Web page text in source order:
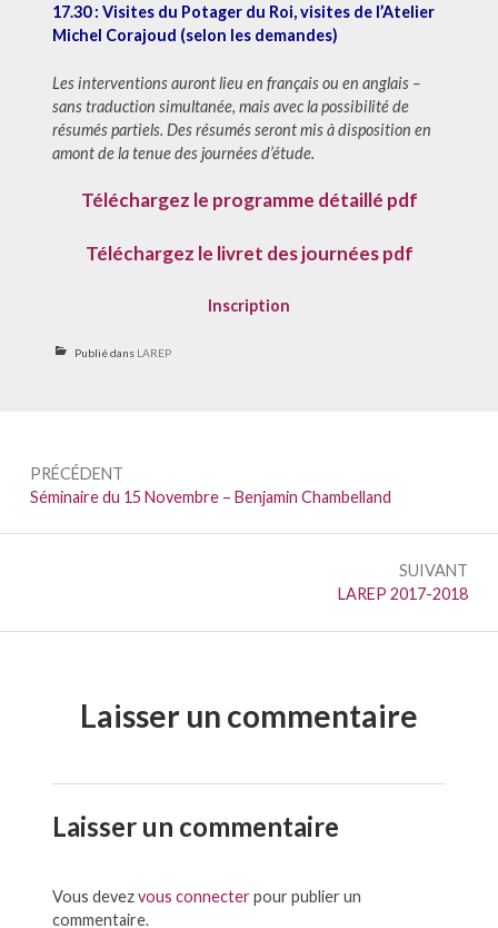
17.30 : Visites du Potager du Roi, visites de l’Atelier
Michel Corajoud (selon les demandes)
Les interventions auront lieu en français ou en anglais –
sans traduction simultanée, mais avec la possibilité de
résumés partiels. Des résumés seront mis à disposition en
amont de la tenue des journées d’étude.
Téléchargez le programme détaillé pdf
Téléchargez le livret des journées pdf
Inscription
Publié dans LAREP
Navigation
de
l’article
PRÉCÉDENT
Précédent :
Séminaire du 15 Novembre – Benjamin Chambelland
SUIVANT
Suivant :
LAREP 2017-2018
Laisser un commentaire
Laisser un commentaire
Vous devezvous connecterpour publier un
commentaire.